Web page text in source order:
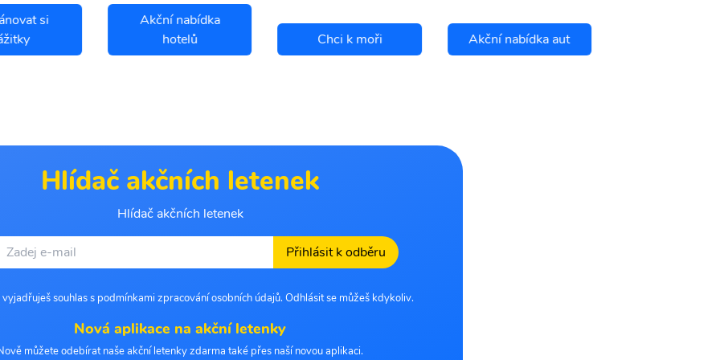
si
Akční nabídka
hotelů
Chci k moři Akční nabídka aut
Hlídač akčních letenek
Hlídač akčních letenek
Přihlásit k odběru
vyjadřuješ souhlas s podmínkami zpracování osobních údajů. Odhlásit se můžeš kdykoliv.
Nová aplikace na akční letenky
můžete odebírat naše akční letenky zdarma také přes naší novou aplikaci.